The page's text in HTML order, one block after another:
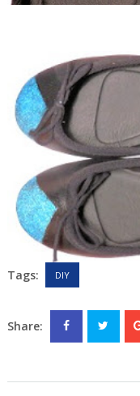
Tags: DIY
Share: